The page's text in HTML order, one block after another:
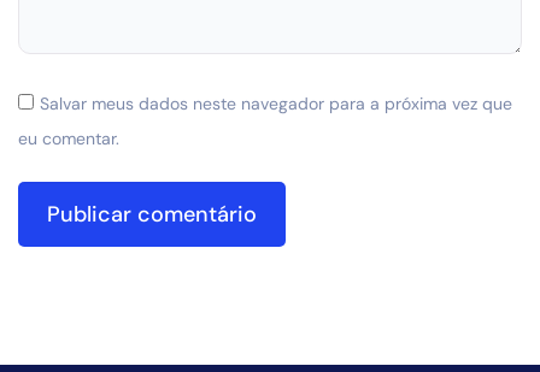
Salvar meus dados neste navegador para a próxima vez que
eu comentar.